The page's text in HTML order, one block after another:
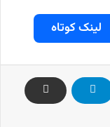
لینک کوتاه